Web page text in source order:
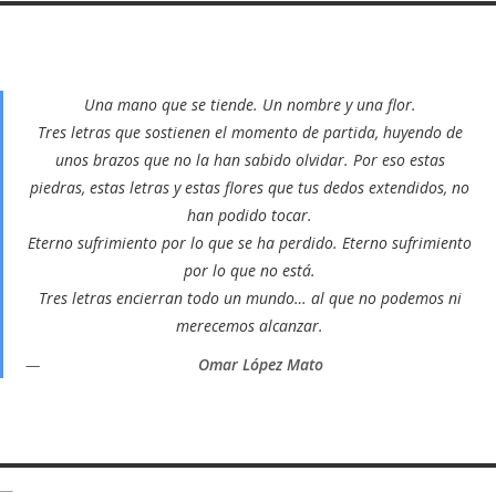
Una mano que se tiende. Un nombre y una flor.
Tres letras que sostienen el momento de partida, huyendo de
unos brazos que no la han sabido olvidar. Por eso estas
piedras, estas letras y estas flores que tus dedos extendidos, no
han podido tocar.
Eterno sufrimiento por lo que se ha perdido. Eterno sufrimiento
por lo que no está.
Tres letras encierran todo un mundo… al que no podemos ni
merecemos alcanzar.
Omar López Mato